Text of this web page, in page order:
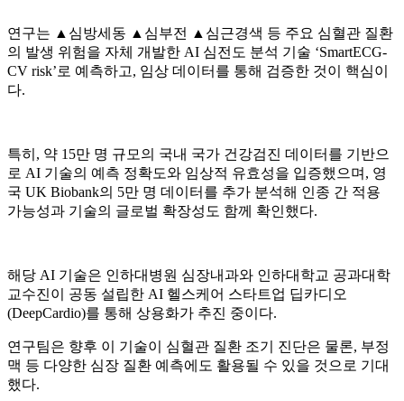
연구는 ▲심방세동 ▲심부전 ▲심근경색 등 주요 심혈관 질환
의 발생 위험을 자체 개발한 AI 심전도 분석 기술 ‘SmartECG-
CV risk’로 예측하고, 임상 데이터를 통해 검증한 것이 핵심이
다.
특히, 약 15만 명 규모의 국내 국가 건강검진 데이터를 기반으
로 AI 기술의 예측 정확도와 임상적 유효성을 입증했으며, 영
국 UK Biobank의 5만 명 데이터를 추가 분석해 인종 간 적용
가능성과 기술의 글로벌 확장성도 함께 확인했다.
해당 AI 기술은 인하대병원 심장내과와 인하대학교 공과대학
교수진이 공동 설립한 AI 헬스케어 스타트업 딥카디오
(DeepCardio)를 통해 상용화가 추진 중이다.
연구팀은 향후 이 기술이 심혈관 질환 조기 진단은 물론, 부정
맥 등 다양한 심장 질환 예측에도 활용될 수 있을 것으로 기대
했다.